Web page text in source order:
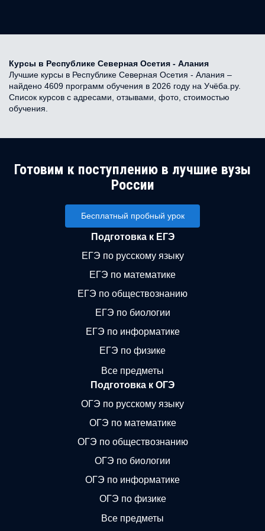
Курсы в Республике Северная Осетия - Алания
Лучшие курсы в Республике Северная Осетия - Алания –
найдено 4609 программ обучения в 2026 году на Учёба.ру.
Список курсов с адресами, отзывами, фото, стоимостью
обучения.
Готовим к поступлению в лучшие вузы
России
Бесплатный пробный урок
Подготовка к ЕГЭ
ЕГЭ по русскому языку
ЕГЭ по математике
ЕГЭ по обществознанию
ЕГЭ по биологии
ЕГЭ по информатике
ЕГЭ по физике
Все предметы
Подготовка к ОГЭ
ОГЭ по русскому языку
ОГЭ по математике
ОГЭ по обществознанию
ОГЭ по биологии
ОГЭ по информатике
ОГЭ по физике
Все предметы